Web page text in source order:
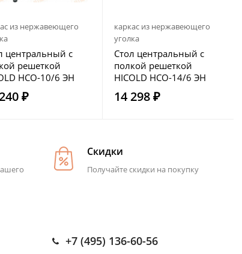
из нержавеющего
центральный с
решеткой
НСО-10/6 ЭН
₽
каркас из нержавеющего
уголка
Стол центральный с
полкой решеткой
HICOLD НСО-14/6 ЭН
14 298 ₽
Скидки
Получайте скидки на покупку
+7 (495) 136-60-56